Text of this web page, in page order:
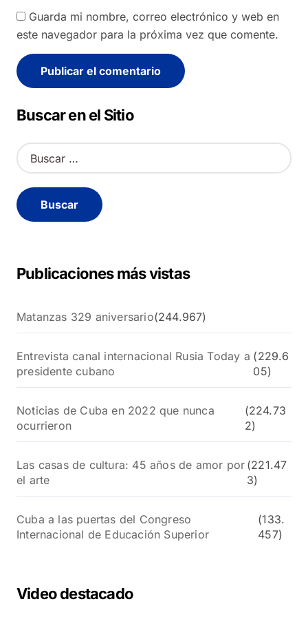
Guarda mi nombre, correo electrónico y web en
este navegador para la próxima vez que comente.
Alternative:
Buscar en el Sitio
B
u
c
a
Publicaciones más vistas
Matanzas 329 aniversario(244.967)
Entrevista canal internacional Rusia Today a
presidente cubano
(229.6
05)
Noticias de Cuba en 2022 que nunca
ocurrieron
(224.73
2)
Las casas de cultura: 45 años de amor por
el arte
(221.47
3)
Cuba a las puertas del Congreso
Internacional de Educación Superior
(133.
457)
Video destacado